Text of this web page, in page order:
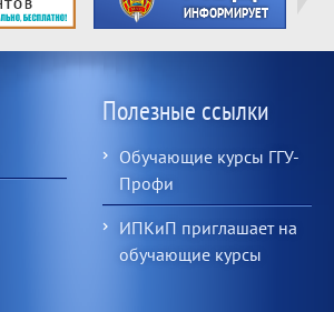
Полезные ссылки
Обучающие курсы ГГУ-
Профи
ИПКиП приглашает на
обучающие курсы